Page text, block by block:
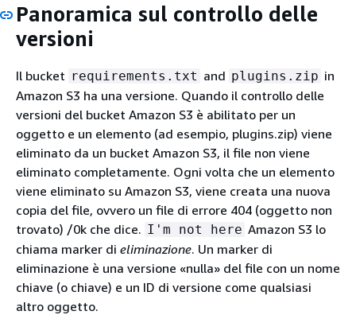
Panoramica sul controllo delle
versioni
Il bucket requirements.txt and plugins.zip in
Amazon S3 ha una versione. Quando il controllo delle
versioni del bucket Amazon S3 è abilitato per un
oggetto e un elemento (ad esempio, plugins.zip) viene
eliminato da un bucket Amazon S3, il file non viene
eliminato completamente. Ogni volta che un elemento
viene eliminato su Amazon S3, viene creata una nuova
copia del file, ovvero un file di errore 404 (oggetto non
trovato) /0k che dice. I'm not here Amazon S3 lo
chiama marker di eliminazione. Un marker di
eliminazione è una versione «nulla» del file con un nome
chiave (o chiave) e un ID di versione come qualsiasi
altro oggetto.